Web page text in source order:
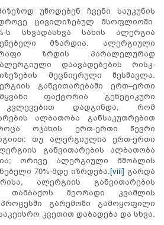
უწოდებენ ჩვენი საუკუნის
ცივილიზებულ მსოფლიოში
ს სხვადასხვა სახის ალერგია
მზარდია. ალერგიული
ზრდის პარალელურად
დაავადებების რისკ-
მეცნიერული შესწავლა.
განვითარებაში ერთ–ერთი
ფაქტორია გენეტიკური
კვლევებით დადგინდა, რომ
ალბათობა განსაკუთრებით
ოჯახის ერთ-ერთი წევრი
თუ ალერგიულია ერთ-ერთი
განვითარების ალბათობა
ორივე ალერგიული მშობლის
70%-მდე იზრდება.[viii] გარდა
ალერგიის განვითარების
თამბაქოს მეორადი კვამლის
გარემოში გამოყოფილი
კვეთით დაბადება და სხვა.